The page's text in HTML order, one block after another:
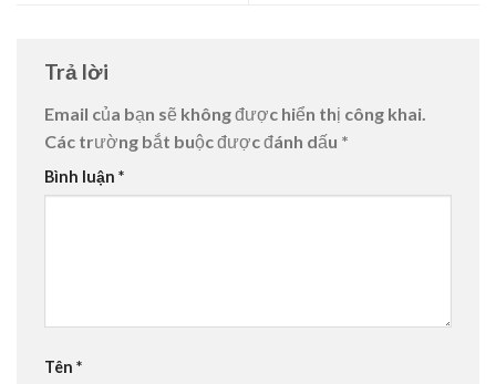
Trả lời
Email của bạn sẽ không được hiển thị công khai.
Các trường bắt buộc được đánh dấu *
Bình luận *
Tên *